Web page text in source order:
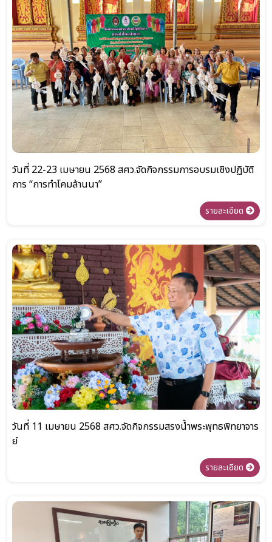
วันที่ 22-23 เมษายน 2568 สศว.จัดกิจกรรมการอบรมเชิงปฏิบัติ
การ “การทำโคมล้านนา”
รายละเอียด
วันที่ 11 เมษายน 2568 สศว.จัดกิจกรรมสรงน้ำพระพุทธพิทยาจาร
ย์
รายละเอียด